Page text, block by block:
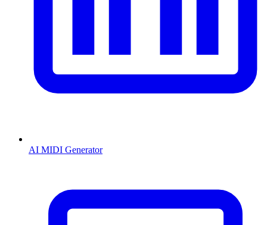
AI MIDI Generator